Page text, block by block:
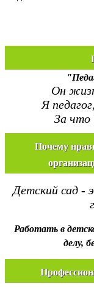
Он
Я
За что
Почему
Детский сад -
Работать в
делу,